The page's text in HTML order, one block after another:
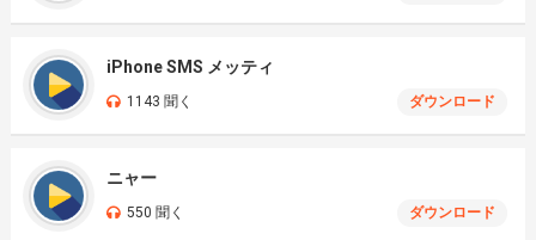
iPhone SMS メッティ
1143 聞く ダウンロード
ニャー
550 聞く ダウンロード